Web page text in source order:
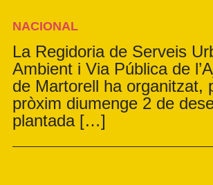
NACIONAL
La Regidoria de Serveis
Ambient i Via Pública de
de Martorell ha organitzat,
pròxim diumenge 2 de
plantada […]